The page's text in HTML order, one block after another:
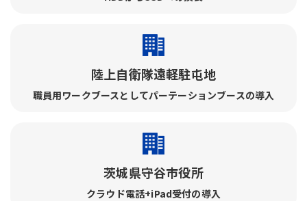
陸上自衛隊遠軽駐屯地
職員用ワークブースとしてパーテーションブースの導入
茨城県守谷市役所
クラウド電話+iPad受付の導入